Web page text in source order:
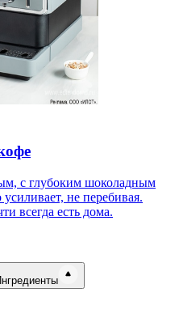
с глубоким шоколадным
не перебивая.
всегда есть дома.